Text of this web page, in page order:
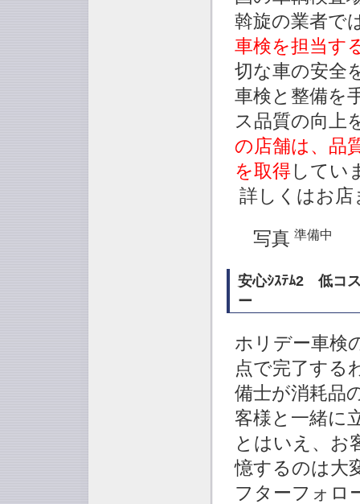
斡旋の業者で
車検を担当す
切な車の安全
車検と整備を
ス品質の向上
の店舗は、品
を取得 してい
詳しくはお店
写真 準備中
安心ｼｽﾃﾑ2 低コ
ー
ホリデー車検
点で完了する
備士が消耗品
客様と一緒に
とはいえ、お
憶するのは大
フターフォロ